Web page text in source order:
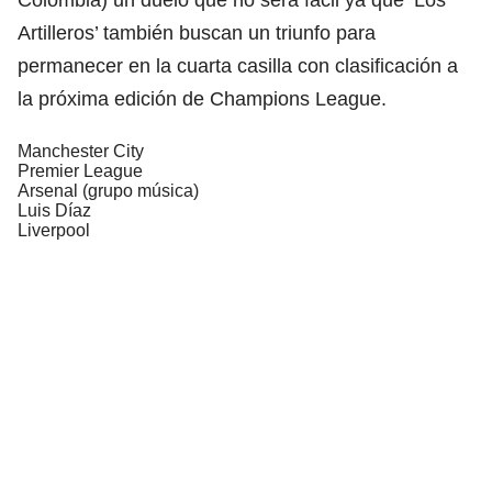
Artilleros’ también buscan un triunfo para
permanecer en la cuarta casilla con clasificación a
la próxima edición de Champions League.
Manchester City
Premier League
Arsenal (grupo música)
Luis Díaz
Liverpool